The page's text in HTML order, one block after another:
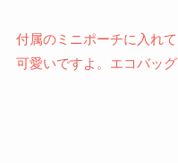
付属のミニポーチに入れ
可愛いですよ。エコバッ